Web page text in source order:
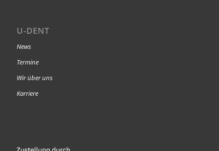
U-DENT
News
Termine
Wir über uns
Karriere